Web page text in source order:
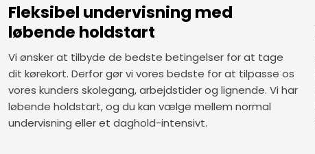
Fleksibel undervisning med
løbende holdstart
Vi ønsker at tilbyde de bedste betingelser for at tage
dit kørekort. Derfor gør vi vores bedste for at tilpasse os
vores kunders skolegang, arbejdstider og lignende. Vi har
løbende holdstart, og du kan vælge mellem normal
undervisning eller et daghold-intensivt.